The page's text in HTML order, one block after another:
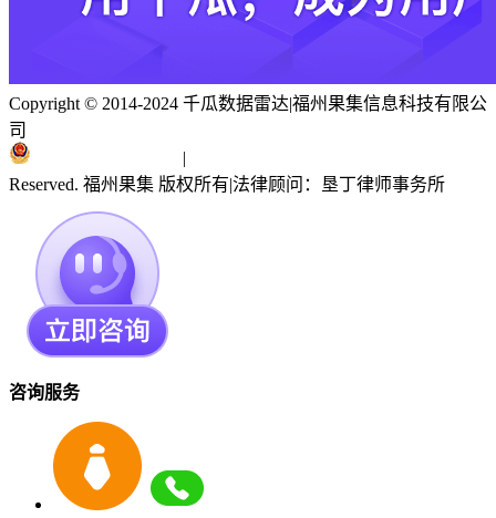
Copyright © 2014-2024 千瓜数据雷达|福州果集信息科技有限公
司
|
Reserved. 福州果集 版权所有|法律顾问：垦丁律师事务所
咨询服务